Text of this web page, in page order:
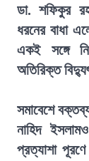
ডা. শফিকুর
ধরনের বাধা
একই সঙ্গে
অতিরিক্ত
সমাবেশে
নাহিদ
প্রত্যাশা